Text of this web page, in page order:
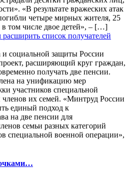
«В результате вражеских атак
четыре мирных жителя, 25
в том числе двое детей», – […]
список получателей
и социальной защиты России
расширяющий круг граждан,
получать две пенсии.
на унификацию мер
участников специальной
их семей. «Минтруд России
единый подход к
на две пенсии для
семьи разных категорий
специальной военной операции»,